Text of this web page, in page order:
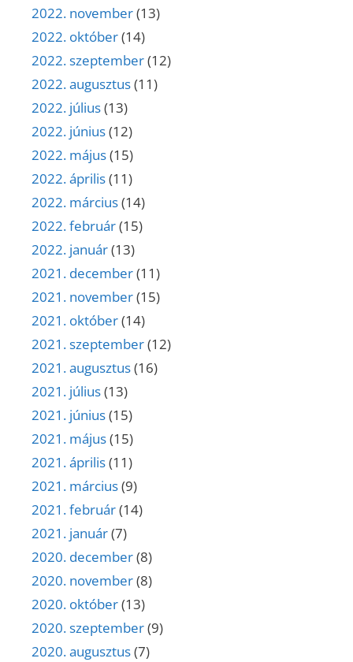
2022. november(13)
2022. október(14)
2022. szeptember(12)
2022. augusztus(11)
2022. július(13)
2022. június(12)
2022. május(15)
2022. április(11)
2022. március(14)
2022. február(15)
2022. január(13)
2021. december(11)
2021. november(15)
2021. október(14)
2021. szeptember(12)
2021. augusztus(16)
2021. július(13)
2021. június(15)
2021. május(15)
2021. április(11)
2021. március(9)
2021. február(14)
2021. január(7)
2020. december(8)
2020. november(8)
2020. október(13)
2020. szeptember(9)
2020. augusztus(7)